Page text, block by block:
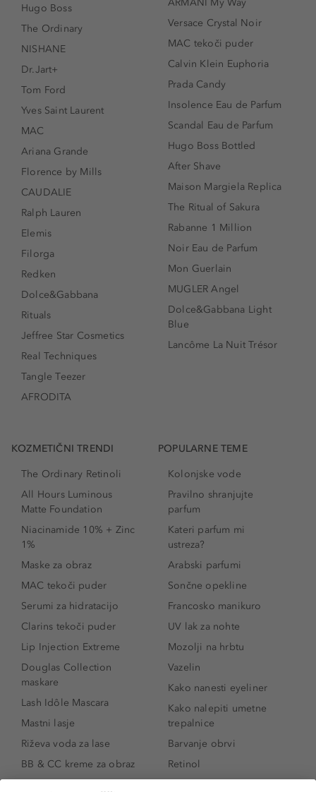
Hugo Boss
The Ordinary
NISHANE
Dr.Jart+
Tom Ford
Yves Saint Laurent
MAC
Ariana Grande
Florence by Mills
CAUDALIE
Ralph Lauren
Elemis
Filorga
Redken
Dolce&Gabbana
Rituals
Jeffree Star Cosmetics
Real Techniques
Tangle Teezer
AFRODITA
Versace Crystal Noir
MAC tekoči puder
Calvin Klein Euphoria
Prada Candy
Insolence Eau de Parfum
Scandal Eau de Parfum
Hugo Boss Bottled
After Shave
Maison Margiela Replica
The Ritual of Sakura
Rabanne 1 Million
Noir Eau de Parfum
Mon Guerlain
MUGLER Angel
Dolce&Gabbana Light
Blue
Lancôme La Nuit Trésor
KOZMETIČNI TRENDI
The Ordinary Retinoli
All Hours Luminous
Matte Foundation
Niacinamide 10% + Zinc
1%
Maske za obraz
MAC tekoči puder
Serumi za hidratacijo
Clarins tekoči puder
Lip Injection Extreme
Douglas Collection
maskare
Lash Idôle Mascara
Mastni lasje
Riževa voda za lase
BB & CC kreme za obraz
POPULARNE TEME
Kolonjske vode
Pravilno shranjujte
parfum
Kateri parfum mi
ustreza?
Arabski parfumi
Sončne opekline
Francosko manikuro
UV lak za nohte
Mozolji na hrbtu
Vazelin
Kako nanesti eyeliner
Kako nalepiti umetne
trepalnice
Barvanje obrvi
Retinol